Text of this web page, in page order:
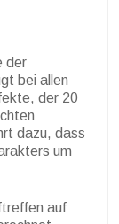
der
bei allen
der 20
dazu, dass
um
auf